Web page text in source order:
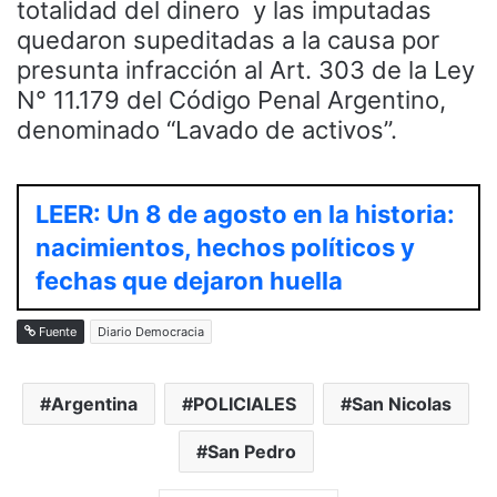
totalidad del dinero y las imputadas
quedaron supeditadas a la causa por
presunta infracción al Art. 303 de la Ley
N° 11.179 del Código Penal Argentino,
denominado “Lavado de activos”.
LEER: Un 8 de agosto en la historia:
nacimientos, hechos políticos y
fechas que dejaron huella
Fuente Diario Democracia
Argentina POLICIALES San Nicolas
San Pedro